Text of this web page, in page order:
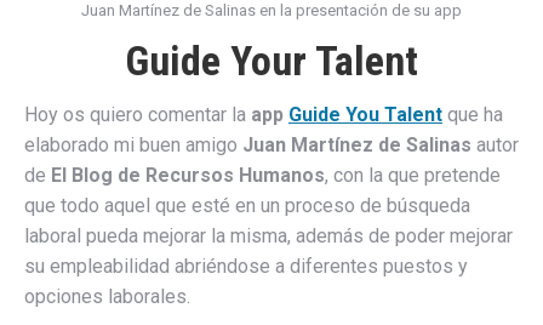
Juan Martínez de Salinas en la presentación de su app
Guide Your Talent
Hoy os quiero comentar la app Guide You Talent que ha
elaborado mi buen amigo Juan Martínez de Salinas autor
de El Blog de Recursos Humanos, con la que pretende
que todo aquel que esté en un proceso de búsqueda
laboral pueda mejorar la misma, además de poder mejorar
su empleabilidad abriéndose a diferentes puestos y
opciones laborales.